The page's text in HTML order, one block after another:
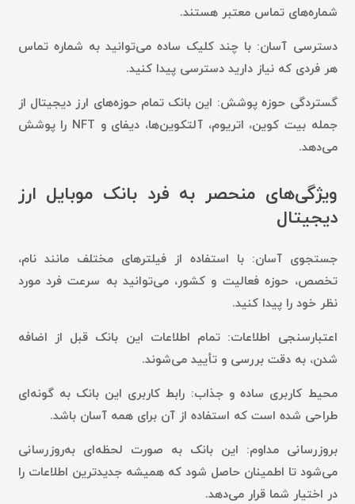
شماره‌های تماس معتبر هستند.
دسترسی آسان: با چند کلیک ساده می‌توانید به شماره تماس
هر فردی که نیاز دارید دسترسی پیدا کنید.
گستردگی حوزه پوشش: این بانک تمام حوزه‌های ارز دیجیتال از
جمله بیت کوین، اتریوم، آلتکوین‌ها، دیفای و NFT را پوشش
می‌دهد.
ویژگی‌های منحصر به فرد بانک موبایل ارز
دیجیتال
جستجوی آسان: با استفاده از فیلترهای مختلف مانند نام،
تخصص، حوزه فعالیت و کشور، می‌توانید به سرعت فرد مورد
نظر خود را پیدا کنید.
اعتبارسنجی اطلاعات: تمام اطلاعات این بانک قبل از اضافه
شدن، به دقت بررسی و تأیید می‌شوند.
محیط کاربری ساده و جذاب: رابط کاربری این بانک به گونه‌ای
طراحی شده است که استفاده از آن برای همه آسان باشد.
بروزرسانی مداوم: این بانک به صورت لحظه‌ای به‌روزرسانی
می‌شود تا اطمینان حاصل شود که همیشه جدیدترین اطلاعات را
در اختیار شما قرار می‌دهد.